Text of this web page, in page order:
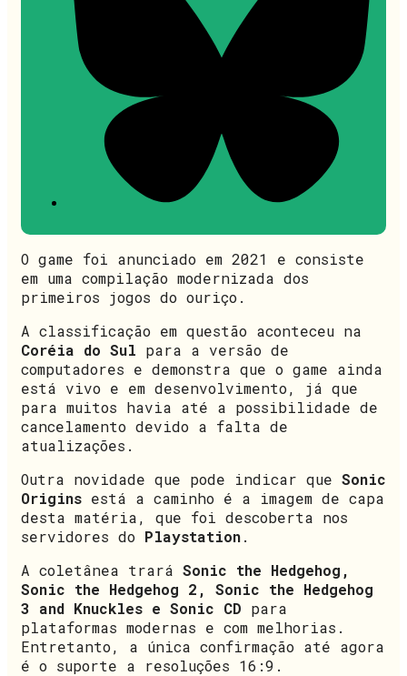
O game foi anunciado em 2021 e consiste
em uma compilação modernizada dos
primeiros jogos do ouriço.
A classificação em questão aconteceu na
Coréia do Sul para a versão de
computadores e demonstra que o game ainda
está vivo e em desenvolvimento, já que
para muitos havia até a possibilidade de
cancelamento devido a falta de
atualizações.
Outra novidade que pode indicar que Sonic
Origins está a caminho é a imagem de capa
desta matéria, que foi descoberta nos
servidores do Playstation.
A coletânea trará Sonic the Hedgehog,
Sonic the Hedgehog 2, Sonic the Hedgehog
3 and Knuckles e Sonic CD para
plataformas modernas e com melhorias.
Entretanto, a única confirmação até agora
é o suporte a resoluções 16:9.